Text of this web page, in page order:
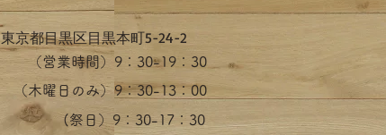
​東京都目黒区目黒本町5-24-2
（営業時間）​9：30-19：30
（木曜日のみ）9：30-13：00
​(祭日）9：30-17：30